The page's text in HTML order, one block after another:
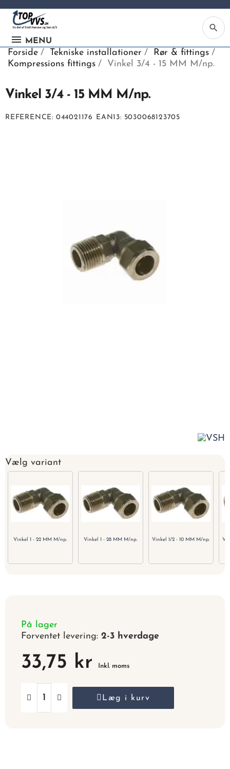
MENU
search
Forside Tekniske installationer
Rør & fittings
Kompressions fittings
Vinkel 3/4 - 15 MM M/np.
Vinkel 3/4 - 15 MM M/np.
REFERENCE 044021176 EAN13 5030068123705
Vælg variant
Vinkel 1 - 22 MM M/np. Vinkel 1 - 28 MM M/np. Vinkel 1/2 - 10 MM M/np.
På lager
Forventet levering: 2-3 hverdage
33,75 kr Inkl. moms
Læg i kurv